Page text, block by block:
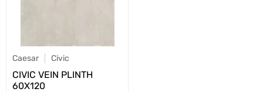
Caesar Civic
CIVIC VEIN PLINTH
60X120